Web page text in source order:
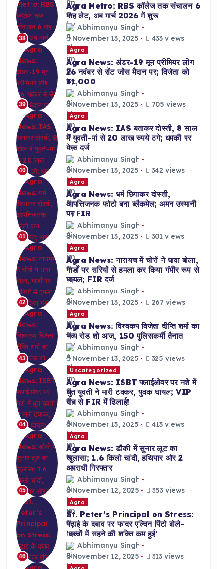
38
Agra Metro: RBS कॉलेज तक संचालन 6
माह लेट, अब मार्च 2026 में शुरू
Abhimanyu Singh
November 13, 2025
433 views
39
Agra
Agra News: अंडर-19 मून प्रीमियर लीग
26 नवंबर से सेंट जोंस मैदान पर; विजेता को
₹31,000
Abhimanyu Singh
November 13, 2025
705 views
40
Agra
Agra News: IAS बताकर दोस्ती, 8 साल
में युवती-मां से 20 लाख रुपये ठगे; धमकी पर
केस दर्ज
Abhimanyu Singh
November 13, 2025
342 views
41
Agra
Agra News: धर्म छिपाकर दोस्ती,
आपत्तिजनक फोटो बना ब्लैकमेल; अमन उस्मानी
पर FIR
Abhimanyu Singh
November 13, 2025
301 views
42
Agra
Agra News: नारायच में चोरों ने धावा बोला,
गार्डों पर सरियों से हमला कर किया गंभीर रूप से
घायल; FIR दर्ज
Abhimanyu Singh
November 13, 2025
267 views
43
Agra
Agra News: विश्वकप विजेता दीप्ति शर्मा का
भव्य रोड शो आज, 150 पुलिसकर्मी तैनात
Abhimanyu Singh
November 13, 2025
325 views
44
Uncategorized
Agra News: ISBT फ्लाईओवर पर नशे में
धुत युवती ने मारी टक्कर, युवक घायल; VIP
रौब से FIR में ढिलाई!
Abhimanyu Singh
November 13, 2025
413 views
45
Agra
Agra News: डौकी में सुनार लूट का
खुलासा; 1.6 किलो चांदी, हथियार और 2
अपराधी गिरफ्तार
Abhimanyu Singh
November 12, 2025
353 views
46
Agra
St. Peter’s Principal on Stress:
पढ़ाई के दबाव पर फादर एल्विन पिंटो बोले-
‘बच्चों में सहने की शक्ति कम हुई’
Abhimanyu Singh
November 12, 2025
313 views